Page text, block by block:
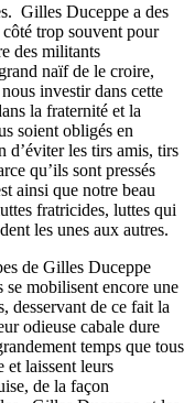
Gilles Duceppe a des
trop souvent pour
des militants
naïf de le croire,
investir dans cette
la fraternité et la
soient obligés en
d’éviter les tirs amis, tirs
qu’ils sont pressés
ainsi que notre beau
fratricides, luttes qui
les unes aux autres.
de Gilles Duceppe
mobilisent encore une
desservant de ce fait la
odieuse cabale dure
temps que tous
et laissent leurs
de la façon